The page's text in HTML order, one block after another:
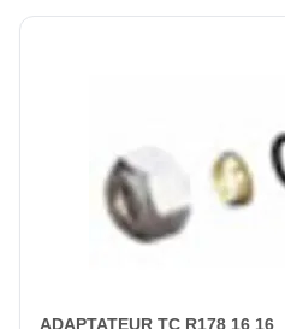
ADAPTATEUR TC R178 16 16